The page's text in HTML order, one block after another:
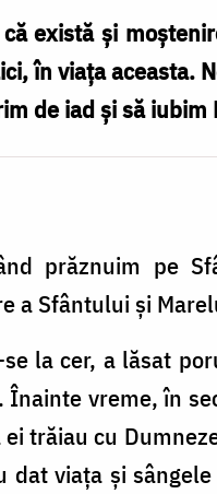
există şi
în viaţa aceasta.
de iad şi să iubim
prăznuim pe
a Sfântului şi
la cer, a lăsat
Înainte vreme, în
trăiau cu
viaţa şi